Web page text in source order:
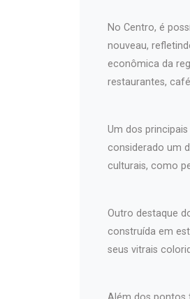
No Centro, é
nouveau,
econômica da
restaurantes,
Um dos
considerado um
culturais, como
Outro destaque
construída em
seus vitrais